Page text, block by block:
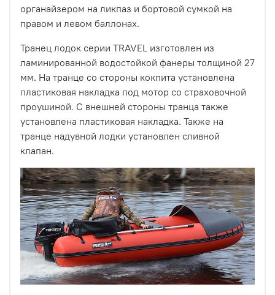
органайзером на ликпаз и бортовой сумкой на
правом и левом баллонах.
Транец лодок серии TRAVEL изготовлен из
ламинированной водостойкой фанеры толщиной 27
мм. На транце со стороны кокпита установлена
пластиковая накладка под мотор со страховочной
проушиной. С внешней стороны транца также
установлена пластиковая накладка. Также на
транце надувной лодки установлен сливной
клапан.